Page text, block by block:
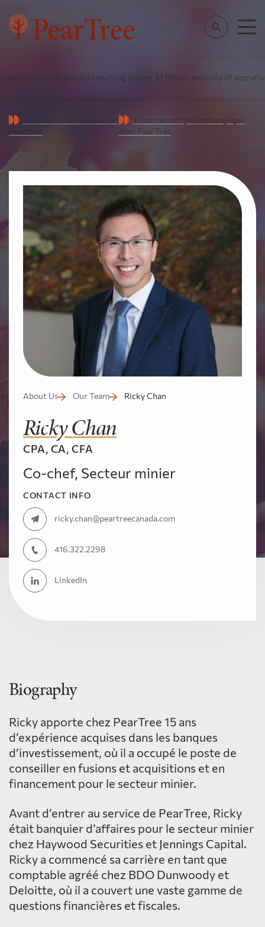
tax policies resulting in over $1 Billion annually of accretive
Financement philanthropique
avec PearTree
About Us Our Team Ricky Chan
Ricky Chan
CPA, CA, CFA
Co-chef, Secteur minier
CONTACT INFO
ricky.chan@peartreecanada.com
416.322.2298
LinkedIn
Biography
Ricky apporte chez PearTree 15 ans
d’expérience acquises dans les banques
d’investissement, où il a occupé le poste de
conseiller en fusions et acquisitions et en
financement pour le secteur minier.
Avant d’entrer au service de PearTree, Ricky
était banquier d’affaires pour le secteur minier
chez Haywood Securities et Jennings Capital.
Ricky a commencé sa carrière en tant que
comptable agréé chez BDO Dunwoody et
Deloitte, où il a couvert une vaste gamme de
questions financières et fiscales.